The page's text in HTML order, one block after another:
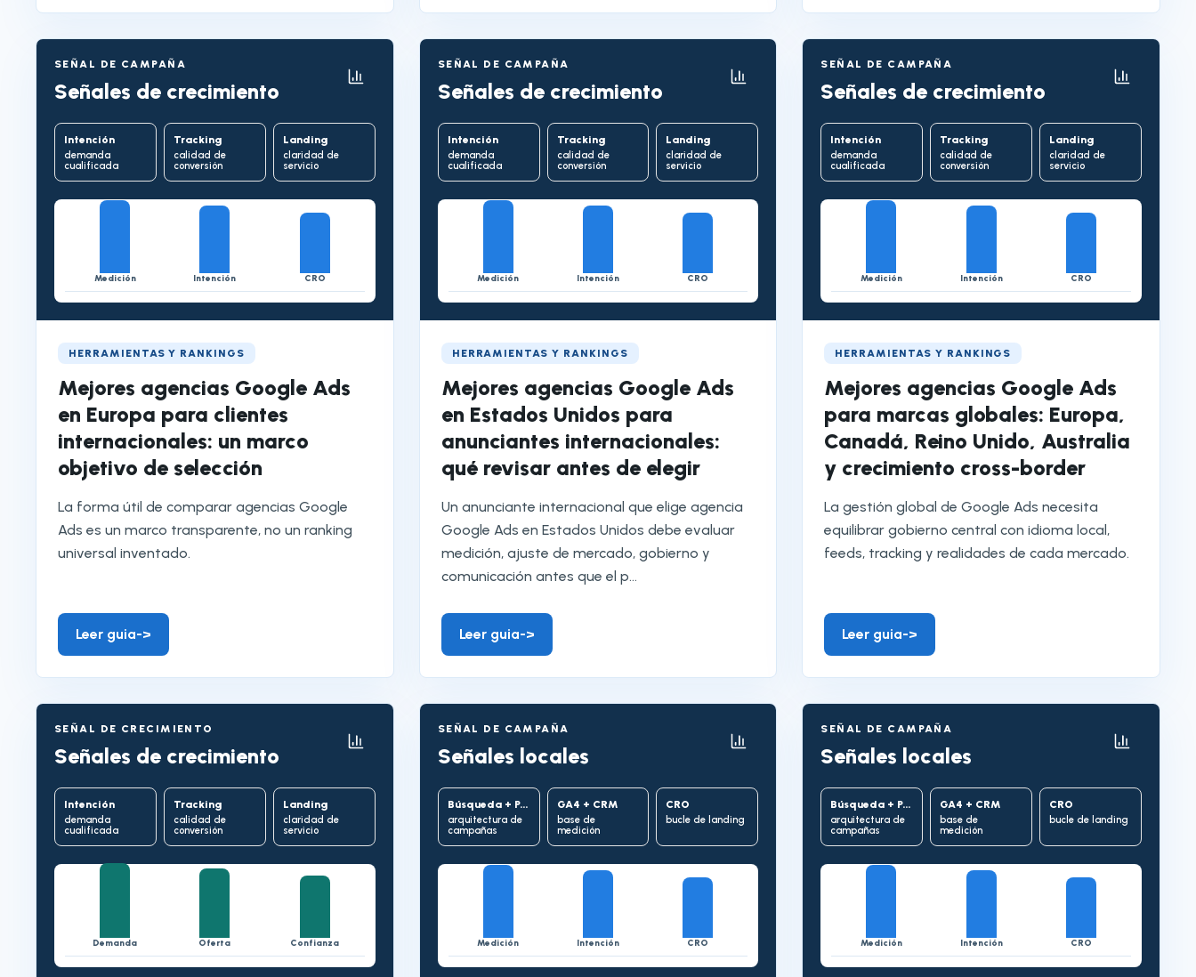
SEÑAL DE CAMPAÑA
Señales de crecimiento
Intención
demanda
cualificada
Tracking
calidad de
conversión
Landing
claridad de
servicio
Medición Intención CRO
HERRAMIENTAS Y RANKINGS
Mejores agencias Google Ads
en Europa para clientes
internacionales: un marco
objetivo de selección
La forma útil de comparar agencias Google
Ads es un marco transparente, no un ranking
universal inventado.
Leer guia->
SEÑAL DE CAMPAÑA
Señales de crecimiento
Intención
demanda
cualificada
Tracking
calidad de
conversión
Landing
claridad de
servicio
Medición Intención CRO
HERRAMIENTAS Y RANKINGS
Mejores agencias Google Ads
en Estados Unidos para
anunciantes internacionales:
qué revisar antes de elegir
Un anunciante internacional que elige agencia
Google Ads en Estados Unidos debe evaluar
medición, ajuste de mercado, gobierno y
comunicación antes que el p...
Leer guia->
SEÑAL DE CAMPAÑA
Señales de crecimiento
Intención
demanda
cualificada
Tracking
calidad de
conversión
Landing
claridad de
servicio
Medición Intención CRO
HERRAMIENTAS Y RANKINGS
Mejores agencias Google Ads
para marcas globales: Europa,
Canadá, Reino Unido, Australia
y crecimiento cross-border
La gestión global de Google Ads necesita
equilibrar gobierno central con idioma local,
feeds, tracking y realidades de cada mercado.
Leer guia->
SEÑAL DE CRECIMIENTO
Señales de crecimiento
Intención
demanda
cualificada
Tracking
calidad de
conversión
Landing
claridad de
servicio
Demanda Oferta Confianza
SEÑAL DE CAMPAÑA
Señales locales
Búsqueda + PMax
arquitectura de
campañas
GA4 + CRM
base de
medición
CRO
bucle de landing
Medición Intención CRO
SEÑAL DE CAMPAÑA
Señales locales
Búsqueda + PMax
arquitectura de
campañas
GA4 + CRM
base de
medición
CRO
bucle de landing
Medición Intención CRO